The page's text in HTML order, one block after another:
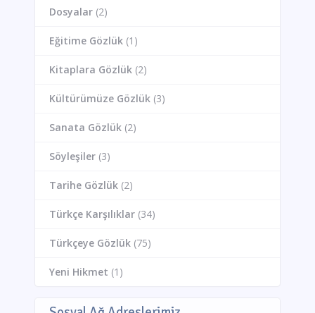
Dosyalar(2)
Eğitime Gözlük(1)
Kitaplara Gözlük(2)
Kültürümüze Gözlük(3)
Sanata Gözlük(2)
Söyleşiler(3)
Tarihe Gözlük(2)
Türkçe Karşılıklar(34)
Türkçeye Gözlük(75)
Yeni Hikmet (1)